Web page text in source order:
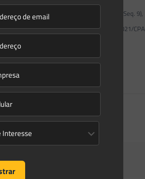
00008/2020/CPAR/PFE-ICMBIO/PGF/AGU (Seq. 9),
PGF/AGU (Seq. 18), NOTA no00115/2021/
ICMBIO/PGF/AGU (Seq. 44)